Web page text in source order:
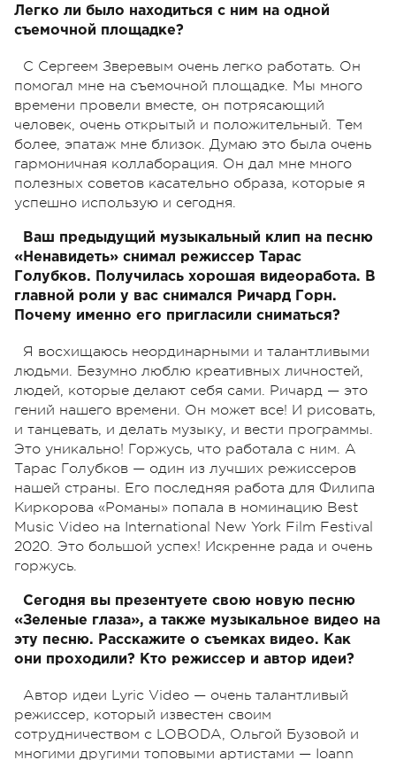
Легко ли было находиться с ним на одной
съемочной площадке?
С Сергеем Зверевым очень легко работать. Он
помогал мне на съемочной площадке. Мы много
времени провели вместе, он потрясающий
человек, очень открытый и положительный. Тем
более, эпатаж мне близок. Думаю это была очень
гармоничная коллаборация. Он дал мне много
полезных советов касательно образа, которые я
успешно использую и сегодня.
Ваш предыдущий музыкальный клип на песню
«Ненавидеть» снимал режиссер Тарас
Голубков. Получилась хорошая видеоработа. В
главной роли у вас снимался Ричард Горн.
Почему именно его пригласили сниматься?
Я восхищаюсь неординарными и талантливыми
людьми. Безумно люблю креативных личностей,
людей, которые делают себя сами. Ричард — это
гений нашего времени. Он может все! И рисовать,
и танцевать, и делать музыку, и вести программы.
Это уникально! Горжусь, что работала с ним. А
Тарас Голубков — один из лучших режиссеров
нашей страны. Его последняя работа для Филипа
Киркорова «Романы» попала в номинацию Best
Music Video на International New York Film Festival
2020. Это большой успех! Искренне рада и очень
горжусь.
Сегодня вы презентуете свою новую песню
«Зеленые глаза», а также музыкальное видео на
эту песню. Расскажите о съемках видео. Как
они проходили? Кто режиссер и автор идеи?
Автор идеи Lyric Video — очень талантливый
режиссер, который известен своим
сотрудничеством с LOBODA, Ольгой Бузовой и
многими другими топовыми артистами — Ioann